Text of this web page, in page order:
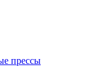
прессы